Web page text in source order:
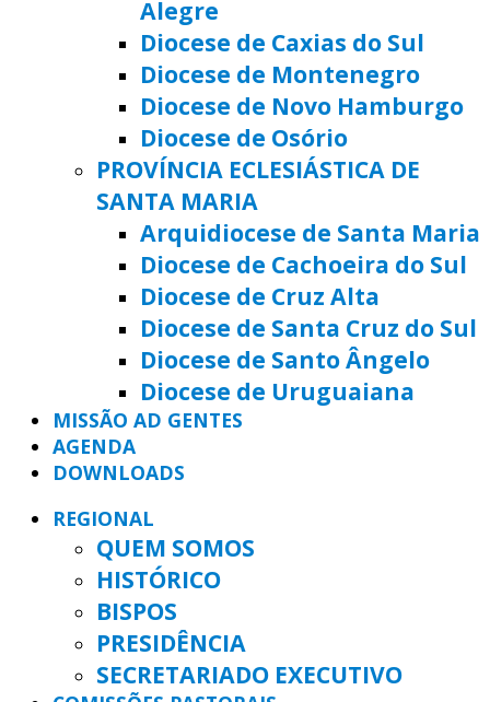
Alegre
Diocese de Caxias do Sul
Diocese de Montenegro
Diocese de Novo Hamburgo
Diocese de Osório
PROVÍNCIA ECLESIÁSTICA DE
SANTA MARIA
Arquidiocese de Santa Maria
Diocese de Cachoeira do Sul
Diocese de Cruz Alta
Diocese de Santa Cruz do Sul
Diocese de Santo Ângelo
Diocese de Uruguaiana
MISSÃO AD GENTES
AGENDA
DOWNLOADS
REGIONAL
QUEM SOMOS
HISTÓRICO
BISPOS
PRESIDÊNCIA
SECRETARIADO EXECUTIVO